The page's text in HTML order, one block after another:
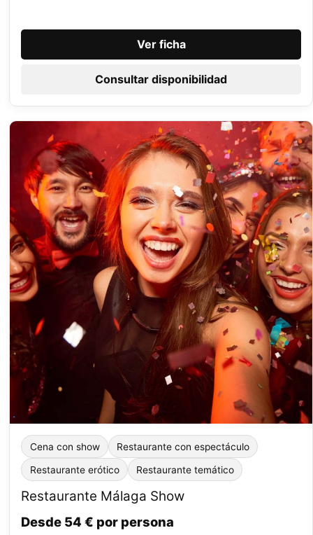
Ver ficha
Consultar disponibilidad
Cena con show Restaurante con espectáculo
Restaurante erótico Restaurante temático
Restaurante Málaga Show
Desde 54 € por persona